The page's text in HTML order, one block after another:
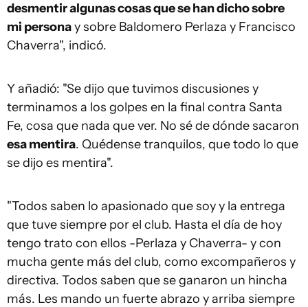
desmentir algunas cosas que se han dicho sobre
mi personay sobre Baldomero Perlaza y Francisco
Chaverra", indicó.
Y añadió: "Se dijo que tuvimos discusiones y
terminamos a los golpes en la final contra Santa
Fe, cosa que nada que ver. No sé de dónde sacaron
esa mentira. Quédense tranquilos, que todo lo que
se dijo es mentira".
"Todos saben lo apasionado que soy y la entrega
que tuve siempre por el club. Hasta el día de hoy
tengo trato con ellos -Perlaza y Chaverra- y con
mucha gente más del club, como excompañeros y
directiva. Todos saben que se ganaron un hincha
más. Les mando un fuerte abrazo y arriba siempre